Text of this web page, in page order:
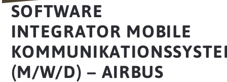
SOFTWARE
INTEGRATOR MOBILE
(M/W/D) – AIRBUS